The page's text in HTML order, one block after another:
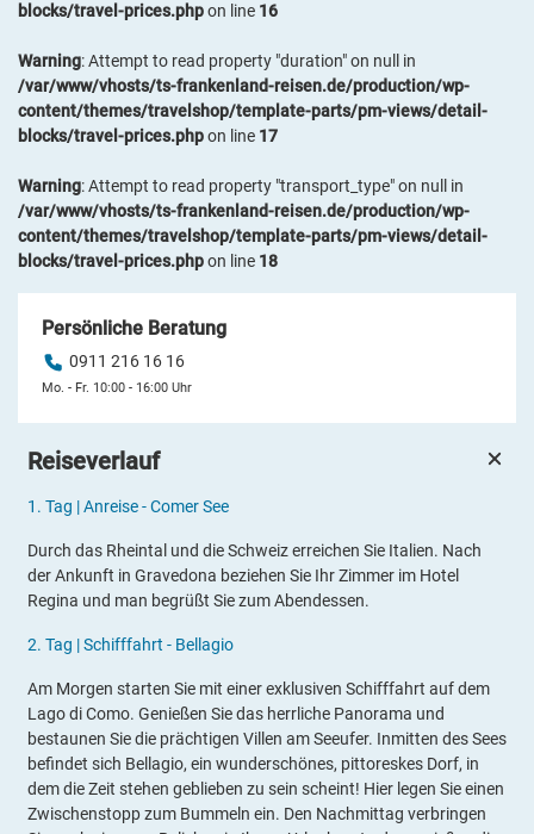
Reiseverlauf
1. Tag |Anreise - Comer See
Durch das Rheintal und die Schweiz erreichen Sie Italien. Nach
der Ankunft in Gravedona beziehen Sie Ihr Zimmer im Hotel
Regina und man begrüßt Sie zum Abendessen.
2. Tag |Schifffahrt - Bellagio
Am Morgen starten Sie mit einer exklusiven Schifffahrt auf dem
Lago di Como. Genießen Sie das herrliche Panorama und
bestaunen Sie die prächtigen Villen am Seeufer. Inmitten des Sees
befindet sich Bellagio, ein wunderschönes, pittoreskes Dorf, in
dem die Zeit stehen geblieben zu sein scheint! Hier legen Sie einen
Zwischenstopp zum Bummeln ein. Den Nachmittag verbringen
blocks/travel-prices.phpon line 16
Warning: Attempt to read property "duration" on null in
/var/www/vhosts/ts-frankenland-reisen.de/production/wp-
content/themes/travelshop/template-parts/pm-views/detail-
blocks/travel-prices.phpon line 17
Warning: Attempt to read property "transport_type" on null in
/var/www/vhosts/ts-frankenland-reisen.de/production/wp-
content/themes/travelshop/template-parts/pm-views/detail-
blocks/travel-prices.phpon line 18
Persönliche Beratung
0911 216 16 16
Mo. - Fr. 10:00 - 16:00 Uhr